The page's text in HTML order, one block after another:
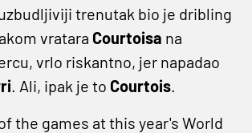
trenutak bio je dribling
vratara Courtoisa na
vrlo riskantno, jer napadao
. Ali, ipak je to Courtois.
the games at this year's World